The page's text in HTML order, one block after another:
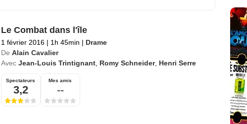
Le Combat dans l'île
1 février 2016 | 1h 45min | Drame
De Alain Cavalier
Avec Jean-Louis Trintignant, Romy Schneider, Henri Serre
Spectateurs
3,2
Mes amis
--